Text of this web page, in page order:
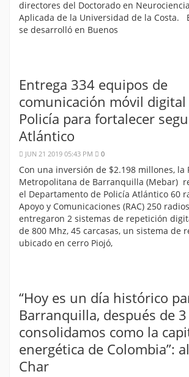
directores del Doctorado en
Aplicada de la Universidad de la Costa.
se desarrolló en Buenos
Entrega 334 equipos de
comunicación móvil digital
Policía para fortalecer
Atlántico
JUN 21 2019 05:43 PM 0
Con una inversión de $2.198 millones, la
Metropolitana de Barranquilla (Mebar)
el Departamento de Policía Atlántico 60
Apoyo y Comunicaciones (RAC) 250
entregaron 2 sistemas de repetición
de 800 Mhz, 45 carcasas, un sistema de
ubicado en cerro Piojó,
“Hoy es un día histórico
Barranquilla, después de
consolidamos como la
energética de Colombia”:
Char